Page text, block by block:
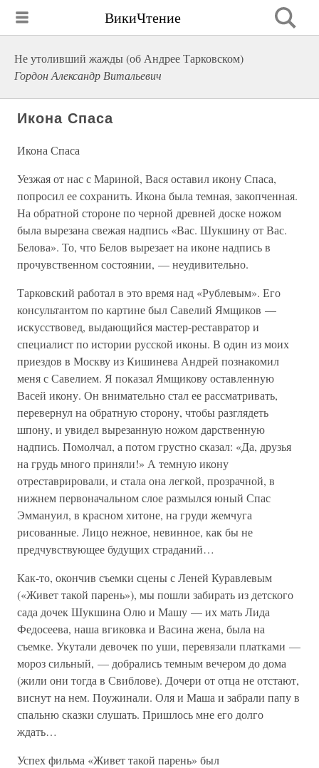
ВикиЧтение
Не утоливший жажды (об Андрее Тарковском)
Гордон Александр Витальевич
Икона Спаса
Икона Спаса
Уезжая от нас с Мариной, Вася оставил икону Спаса,
попросил ее сохранить. Икона была темная, закопченная.
На обратной стороне по черной древней доске ножом
была вырезана свежая надпись «Вас. Шукшину от Вас.
Белова». То, что Белов вырезает на иконе надпись в
прочувственном состоянии, — неудивительно.
Тарковский работал в это время над «Рублевым». Его
консультантом по картине был Савелий Ямщиков —
искусствовед, выдающийся мастер-реставратор и
специалист по истории русской иконы. В один из моих
приездов в Москву из Кишинева Андрей познакомил
меня с Савелием. Я показал Ямщикову оставленную
Васей икону. Он внимательно стал ее рассматривать,
перевернул на обратную сторону, чтобы разглядеть
шпону, и увидел вырезанную ножом дарственную
надпись. Помолчал, а потом грустно сказал: «Да, друзья
на грудь много приняли!» А темную икону
отреставрировали, и стала она легкой, прозрачной, в
нижнем первоначальном слое размылся юный Спас
Эммануил, в красном хитоне, на груди жемчуга
рисованные. Лицо нежное, невинное, как бы не
предчувствующее будущих страданий…
Как-то, окончив съемки сцены с Леней Куравлевым
(«Живет такой парень»), мы пошли забирать из детского
сада дочек Шукшина Олю и Машу — их мать Лида
Федосеева, наша вгиковка и Васина жена, была на
съемке. Укутали девочек по уши, перевязали платками —
мороз сильный, — добрались темным вечером до дома
(жили они тогда в Свиблове). Дочери от отца не отстают,
виснут на нем. Поужинали. Оля и Маша и забрали папу в
спальню сказки слушать. Пришлось мне его долго
ждать…
Успех фильма «Живет такой парень» был